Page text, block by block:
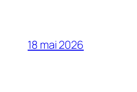
18 mai 2026